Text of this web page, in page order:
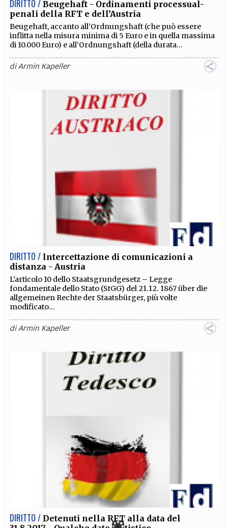
DIRITTO / Beugehaft - Ordinamenti processual-
penali della RFT e dell’Austria
Beugehaft, accanto all’Ordnungshaft (che può essere
inflitta nella misura minima di 5 Euro e in quella massima
di 10.000 Euro) e all’Ordnungshaft (della durata...
diArmin Kapeller
DIRITTO / lntercettazione di comunicazioni a
distanza - Austria
L’articolo 10 dello Staatsgrundgesetz – Legge
fondamentale dello Stato (StGG) del 21.12. 1867 über die
allgemeinen Rechte der Staatsbürger, più volte
modificato...
diArmin Kapeller
DIRITTO / Detenuti nella RFT alla data del